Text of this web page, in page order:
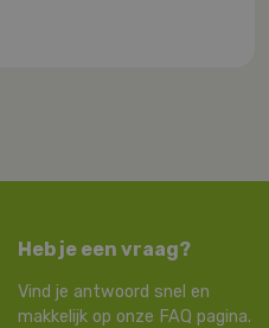
Heb je een vraag?
Vind je antwoord snel en
makkelijk op onze FAQ pagina.